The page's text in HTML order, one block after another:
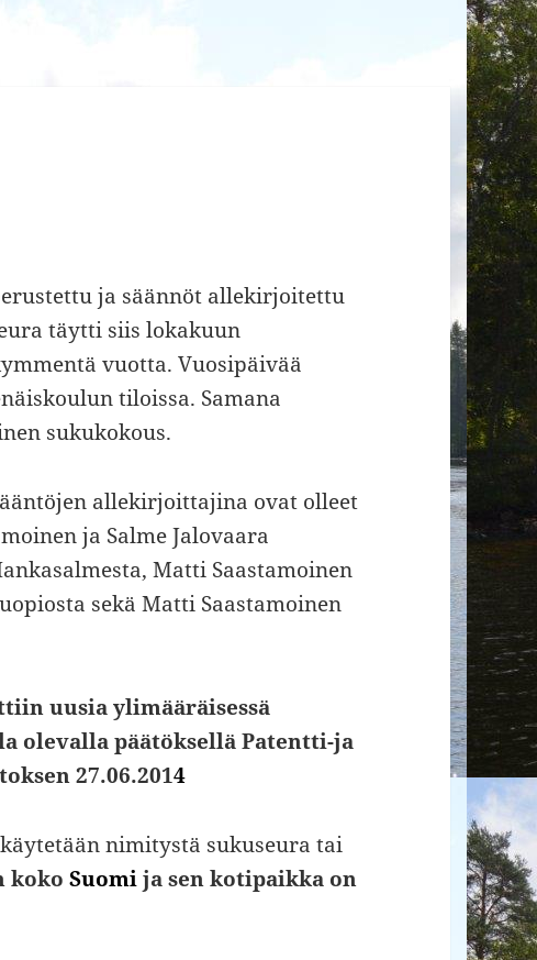
ja säännöt allekirjoitettu
täytti siis lokakuun
vuotta. Vuosipäivää
tiloissa. Samana
sukukokous.
allekirjoittajina ovat olleet
ja Salme Jalovaara
Matti Saastamoinen
sekä Matti Saastamoinen
uusia ylimääräisessä
olevallapäätökselläPatentti-ja
27.06.2014
nimitystä sukuseura tai
kokoSuomija sen kotipaikka on